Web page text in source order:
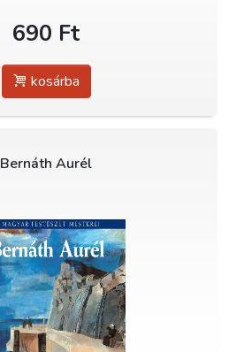
690 Ft
kosárba
Bernáth Aurél